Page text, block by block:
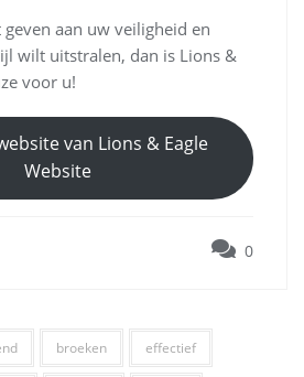
aan uw veiligheid en
wilt uitstralen, dan is Lions &
voor u!
van Lions & Eagle
Website
0
broeken effectief